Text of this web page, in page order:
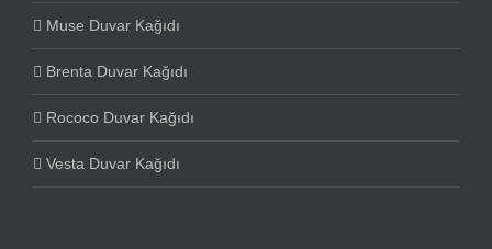
Muse Duvar Kağıdı
Brenta Duvar Kağıdı
Rococo Duvar Kağıdı
Vesta Duvar Kağıdı